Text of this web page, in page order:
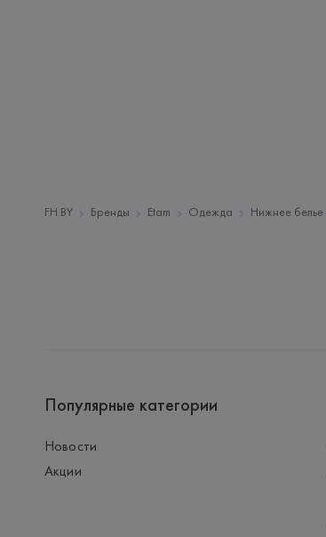
FH.BY Бренды Etam Одежда Нижнее белье
Популярные категории
Новости
Акции